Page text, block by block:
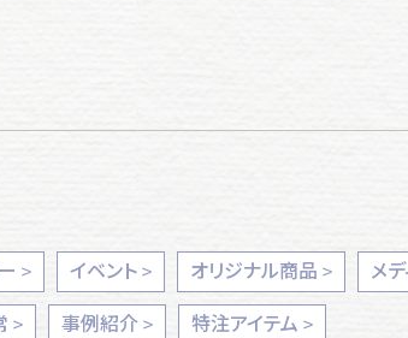
イベント オリジナル商品
メ
事例紹介 特注アイテム